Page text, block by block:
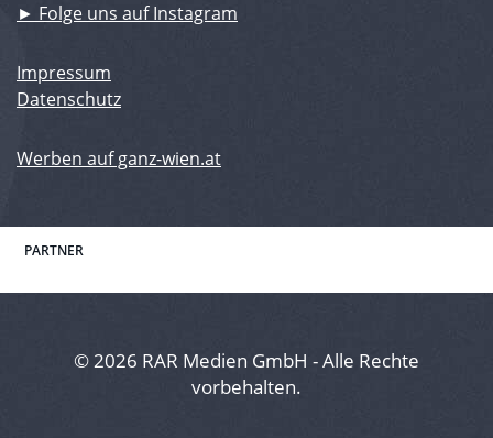
► Folge uns auf Instagram
Impressum
Datenschutz
Werben auf ganz-wien.at
PARTNER
© 2026 RAR Medien GmbH - Alle Rechte
vorbehalten.